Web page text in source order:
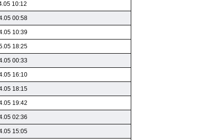
10:12
00:58
10:39
18:25
00:33
16:10
18:15
19:42
02:36
15:05